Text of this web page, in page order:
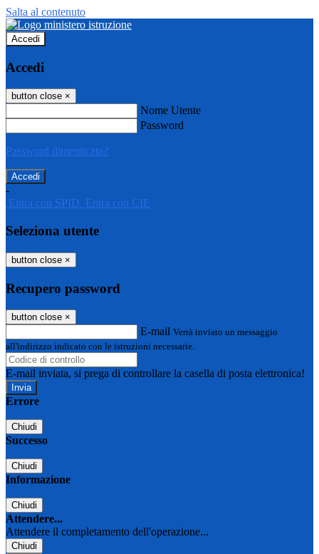
Salta al contenuto
Accedi
Accedi
button close ×
Nome Utente
Password
Password dimenticata?
-
Entra con SPID Entra con CIE
Seleziona utente
button close ×
Recupero password
button close ×
E-mail Verrà inviato un messaggio
all'indirizzo indicato con le istruzioni necessarie.
E-mail inviata, si prega di controllare la casella di posta elettronica!
Errore
Chiudi
Successo
Chiudi
Informazione
Chiudi
Attendere...
Attendere il completamento dell'operazione...
Chiudi